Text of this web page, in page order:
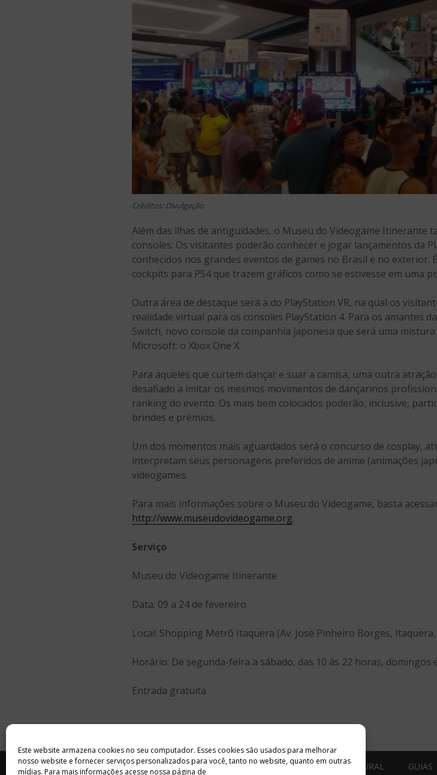
Este website armazena cookies no seu computador. Esses cookies são usados ​​para melhorar
nosso website e fornecer serviços personalizados para você, tanto no website, quanto em outras
mídias. Para mais informações acesse nossa página de
Créditos: Divulgação
Além das ilhas de antiguidades, o Museu do Videogame Itinerante
consoles. Os visitantes poderão conhecer e jogar lançamentos da
conhecidos nos grandes eventos de games no Brasil e no
cockpits para PS4 que trazem gráficos como se estivesse em uma
Outra área de destaque será a do PlayStation VR, na qual os
realidade virtual para os consoles PlayStation 4. Para os amantes
Switch, novo console da companhia japonesa que será uma
Microsoft: o Xbox One X.
Para aqueles que curtem dançar e suar a camisa, uma outra
desafiado a imitar os mesmos movimentos de dançarinos
ranking do evento. Os mais bem colocados poderão, inclusive,
brindes e prêmios.
Um dos momentos mais aguardados será o concurso de cosplay,
interpretam seus personagens preferidos de anime (animações
videogames.
Para mais informações sobre o Museu do Videogame, basta
http://www.museudovideogame.org.
Serviço
Museu do Videogame Itinerante
Data: 09 a 24 de fevereiro
Local: Shopping Metrô Itaquera (Av. José Pinheiro Borges,
Horário: De segunda-feira a sábado, das 10 às 22 horas, domingos
Entrada gratuita
INÍCIO SOBRE ANUNCIE ESTÚDIO ACESSO CULTURAL GUIAS